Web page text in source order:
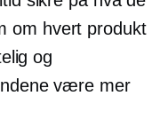
om hvert produkt
og
være mer